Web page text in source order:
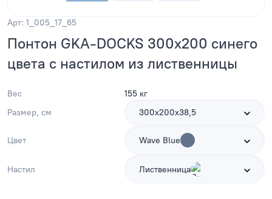
Арт: 1_005_17_65
Понтон GKA-DOCKS 300x200 синего
цвета с настилом из лиственницы
Вес
155 кг
Размер, см
300х200х38,5
Цвет Wave Blue
Настил Лиственница